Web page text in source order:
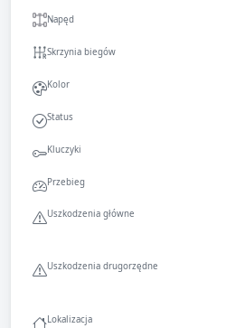
Napęd
Skrzynia biegów
Kolor
Status
Kluczyki
Przebieg
Uszkodzenia główne
Uszkodzenia drugorzędne
Lokalizacja